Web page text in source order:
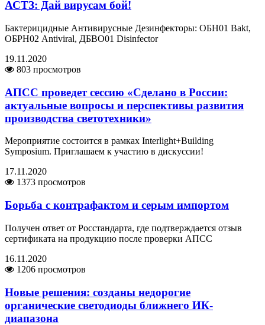
АСТЗ: Дай вирусам бой!
Бактерицидные Антивирусные Дезинфекторы: ОБН01 Bakt,
ОБРН02 Antiviral, ДБВО01 Disinfector
19.11.2020
803 просмотров
АПСС проведет сессию «Сделано в России:
актуальные вопросы и перспективы развития
производства светотехники»
Мероприятие состоится в рамках Interlight+Building
Symposium. Приглашаем к участию в дискуссии!
17.11.2020
1373 просмотров
Борьба с контрафактом и серым импортом
Получен ответ от Росстандарта, где подтверждается отзыв
сертификата на продукцию после проверки АПСС
16.11.2020
1206 просмотров
Новые решения: созданы недорогие
органические светодиоды ближнего ИК-
диапазона